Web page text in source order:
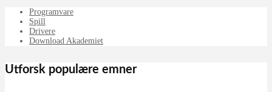
Programvare
Spill
Drivere
Download Akademiet
Utforsk populære emner